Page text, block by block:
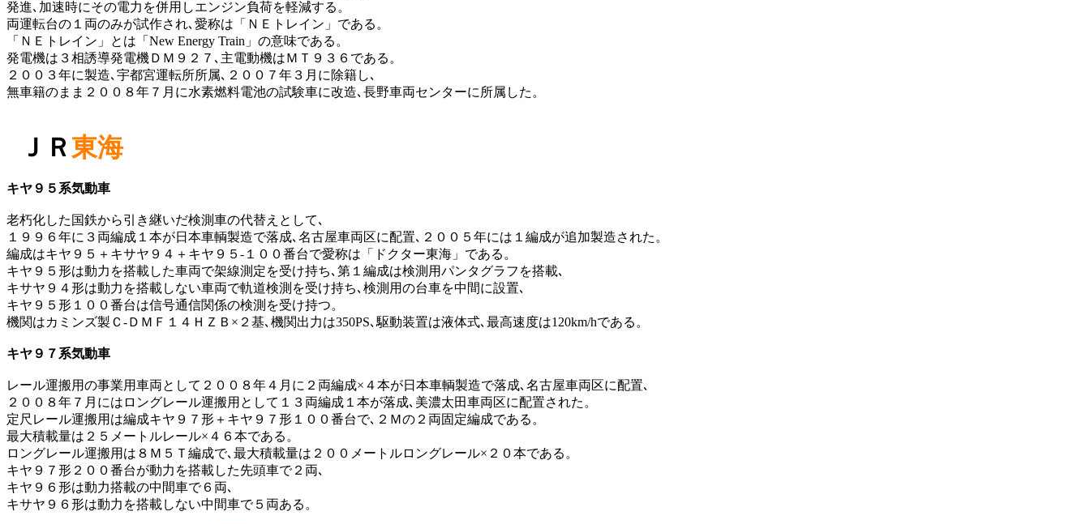
発進､加速時にその電力を併用しエンジン負荷を軽減する。
両運転台の１両のみが試作され､愛称は「ＮＥトレイン」である。
「ＮＥトレイン」とは「New Energy Train」の意味である。
発電機は３相誘導発電機ＤＭ９２７､主電動機はＭＴ９３６である。
２００３年に製造､宇都宮運転所所属､２００７年３月に除籍し､
無車籍のまま２００８年７月に水素燃料電池の試験車に改造､長野車両センターに所属した。
ＪＲ 東海
キヤ９５系気動車
老朽化した国鉄から引き継いだ検測車の代替えとして､
１９９６年に３両編成１本が日本車輌製造で落成､名古屋車両区に配置､２００５年には１編成が追加製造された。
編成はキヤ９５＋キサヤ９４＋キヤ９５-１００番台で愛称は「ドクター東海」である。
キヤ９５形は動力を搭載した車両で架線測定を受け持ち､第１編成は検測用パンタグラフを搭載､
キサヤ９４形は動力を搭載しない車両で軌道検測を受け持ち､検測用の台車を中間に設置､
キヤ９５形１００番台は信号通信関係の検測を受け持つ。
機関はカミンズ製Ｃ-ＤＭＦ１４ＨＺＢ×２基､機関出力は350PS､駆動装置は液体式､最高速度は120km/hである。
キヤ９７系気動車
レール運搬用の事業用車両として２００８年４月に２両編成×４本が日本車輌製造で落成､名古屋車両区に配置､
２００８年７月にはロングレール運搬用として１３両編成１本が落成､美濃太田車両区に配置された。
定尺レール運搬用は編成キヤ９７形＋キヤ９７形１００番台で､２Ｍの２両固定編成である。
最大積載量は２５メートルレール×４６本である。
ロングレール運搬用は８Ｍ５Ｔ編成で､最大積載量は２００メートルロングレール×２０本である。
キヤ９７形２００番台が動力を搭載した先頭車で２両､
キヤ９６形は動力搭載の中間車で６両､
キサヤ９６形は動力を搭載しない中間車で５両ある。